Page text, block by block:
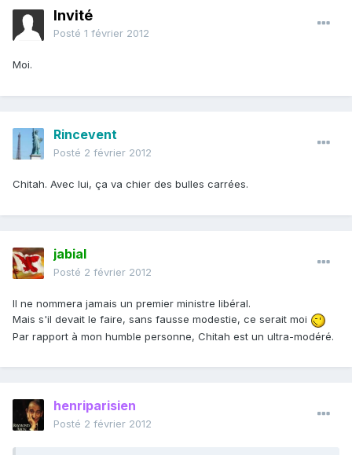
Invité
Posté 1 février 2012
Moi.
Rincevent
Posté 2 février 2012
Chitah. Avec lui, ça va chier des bulles carrées.
jabial
Posté 2 février 2012
Il ne nommera jamais un premier ministre libéral.
Mais s'il devait le faire, sans fausse modestie, ce serait moi
Par rapport à mon humble personne, Chitah est un ultra-modéré.
henriparisien
Posté 2 février 2012